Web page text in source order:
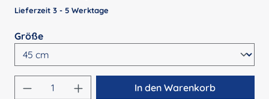
Lieferzeit 3 - 5 Werktage
Größeauswählen
Produkt Anzahl: Gib den gewünschten
In den Warenkorb